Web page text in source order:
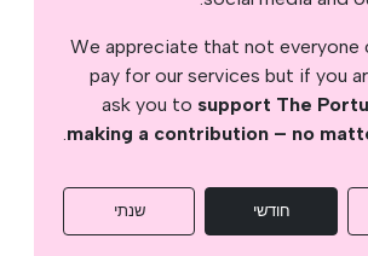
We appreciate that not everyone
pay for our services but if you
ask you to support The
making a contribution – no
.
חודשי שנתי